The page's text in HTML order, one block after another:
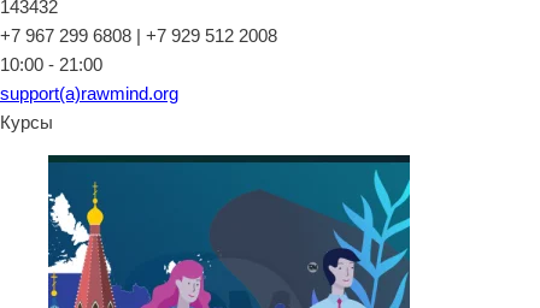
143432
+7 967 299 6808 | +7 929 512 2008
10:00 - 21:00
support(a)rawmind.org
Курсы